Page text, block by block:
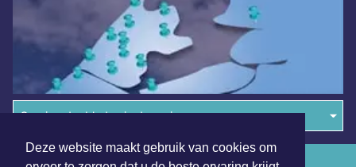
Deze website maakt gebruik van cookies om
Overige dagbladen in de regio
Algemene voorwaarden